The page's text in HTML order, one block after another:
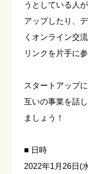
うとしている人
アップしたり、
くオンライン交
リンクを片手に
スタートアップ
互いの事業を話
ましょう！
■ 日時
2022年1月26日(